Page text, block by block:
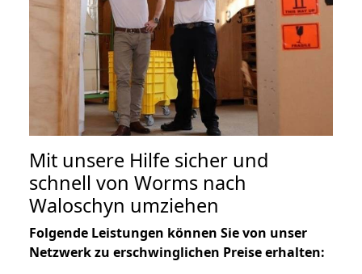
Mit unsere Hilfe sicher und
schnell von Worms nach
Waloschyn umziehen
Folgende Leistungen können Sie von unser
Netzwerk zu erschwinglichen Preise erhalten: